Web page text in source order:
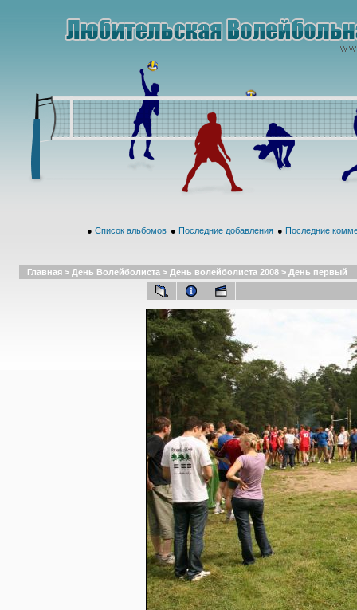
● Список альбомов ● Последние добавления ● Последние
Главная > День Волейболиста > День волейболиста 2008 > День первый